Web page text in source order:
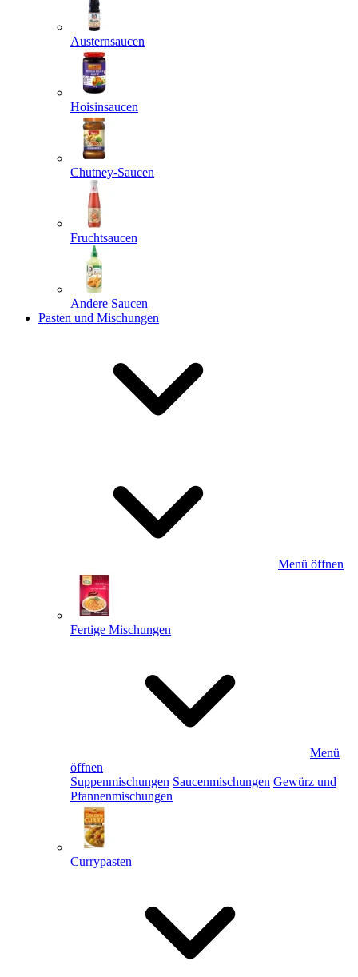
Austernsaucen
Hoisinsaucen
Chutney-Saucen
Fruchtsaucen
Andere Saucen
Pasten und Mischungen
Menü öffnen
Fertige Mischungen
Menü
öffnen
Suppenmischungen Saucenmischungen Gewürz und
Pfannenmischungen
Currypasten